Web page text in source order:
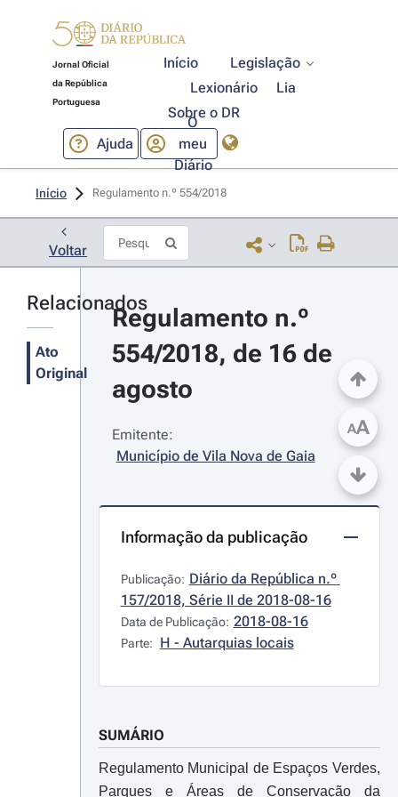
Jornal Oficial
da República
Portuguesa
Início
Legislação
Lexionário
Lia
Sobre o DR
Ajuda
O
meu
Diário
Início Regulamento n.º 554/2018
Voltar
Relacionados
Ato
Original
Regulamento n.º
554/2018, de 16 de
agosto
Emitente:
Município de Vila Nova de Gaia
Informação da publicação
Publicação: Diário da República n.º
157/2018, Série II de 2018-08-16
Data de Publicação: 2018-08-16
Parte: H - Autarquias locais
SUMÁRIO
Regulamento Municipal de Espaços Verdes,
Parques e Áreas de Conservação da
AA